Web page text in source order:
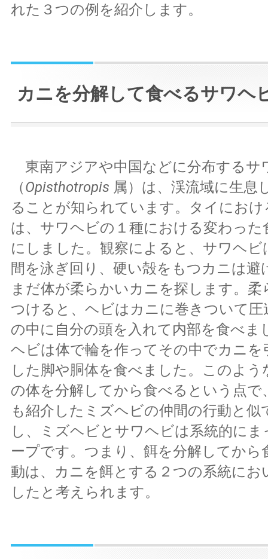
れた３つの例を紹介します。
カニを分解して食べるサワヘ
東南アジアや中国などに分布するサ
（Opisthotropis 属）は、渓流域に生息
ることが知られています。タイにおけ
は、サワヘビの１種における変わった
にしました。観察によると、サワヘビ
間を泳ぎ回り、硬い殻をもつカニは避
まだ体が柔らかいカニを探します。
つけると、ヘビはカニに巻きついて圧
の中に自分の頭を入れて内部を食べま
ヘビは体で輪を作ってその中でカニを
した脚や胴体を食べました。このよう
の体を分解してから食べるという点で
も紹介したミズヘビの仲間の行動と似
し、ミズヘビとサワヘビは系統的に
ープです。つまり、餌を分解してから
動は、カニを餌とする２つの系統にお
したと考えられます。